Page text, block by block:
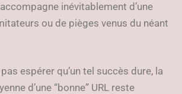
inévitablement d’une
ou de pièges venus du néant
espérer qu’un tel succès dure, la
d’une “bonne” URL reste